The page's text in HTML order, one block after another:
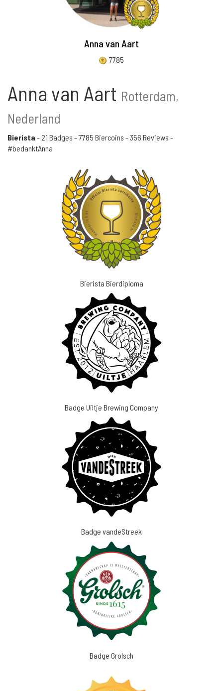
Anna van Aart
7785
Anna van Aart Rotterdam,
Nederland
Bierista - 21 Badges - 7785 Biercoins - 356 Reviews -
#bedanktAnna
Bierista Bierdiploma
Badge Uiltje Brewing Company
Badge vandeStreek
Badge Grolsch